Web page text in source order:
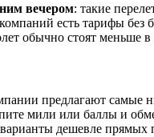
вечером: такие
есть тарифы без
обычно стоят меньше в
предлагают самые
мили или баллы и
дешевле прямых